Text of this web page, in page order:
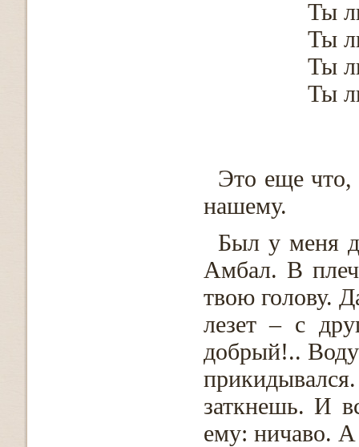
Ты
Ты
Ты
Ты
Это еще
нашему.
Был у меня
Амбал. В
твою голову.
лезет – с
добрый!..
заткнешь. И
ему: ничаво. А